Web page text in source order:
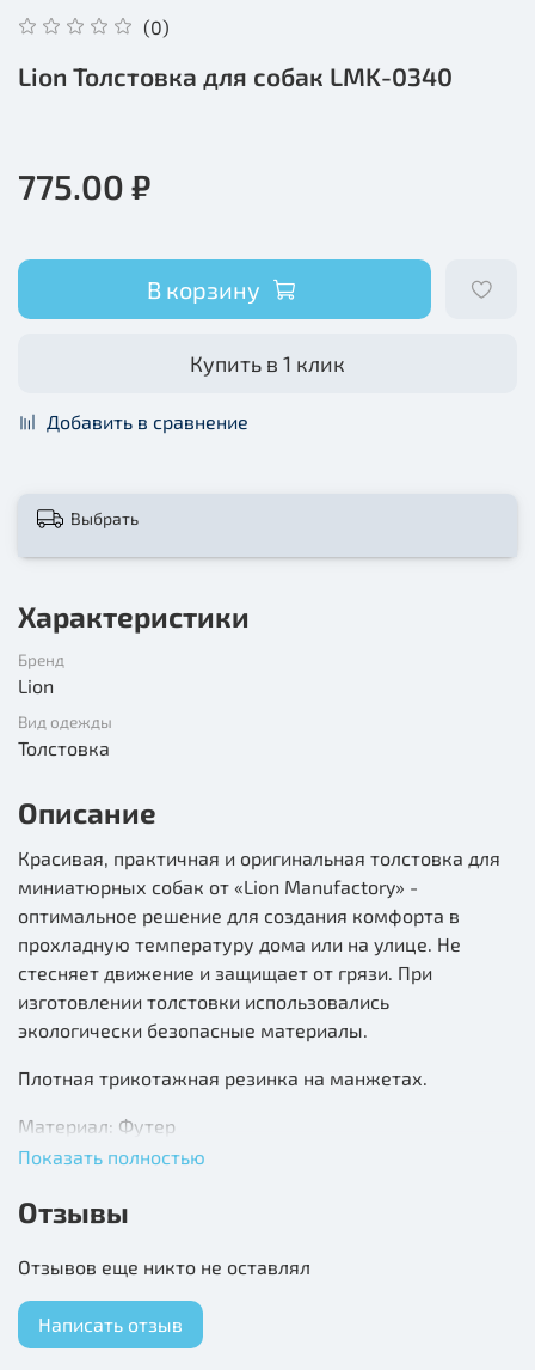
(0)
Lion Толстовка для собак LMK-0340
775.00 ₽
В корзину
Купить в 1 клик
Добавить в сравнение
Выбрать
Характеристики
Бренд
Lion
Вид одежды
Толстовка
Описание
Красивая, практичная и оригинальная толстовка для
миниатюрных собак от «Lion Manufactory» -
оптимальное решение для создания комфорта в
прохладную температуру дома или на улице. Не
стесняет движение и защищает от грязи. При
изготовлении толстовки использовались
экологически безопасные материалы.
Плотная трикотажная резинка на манжетах.
Материал: Футер
Показать полностью
Отзывы
Отзывов еще никто не оставлял
Написать отзыв